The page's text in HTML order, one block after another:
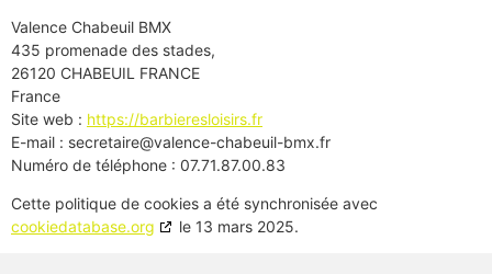
Valence Chabeuil BMX
435 promenade des stades,
26120 CHABEUIL FRANCE
France
Site web : https://barbieresloisirs.fr
E-mail : secretaire@valence-chabeuil-bmx.fr
Numéro de téléphone : 07.71.87.00.83
Cette politique de cookies a été synchronisée avec
cookiedatabase.org
le 13 mars 2025.